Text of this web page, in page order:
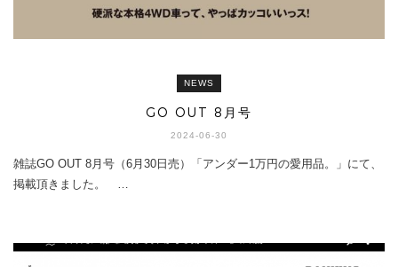
NEWS
GO OUT 8月号
2024-06-30
雑誌GO OUT 8月号（6月30日売）「アンダー1万円の愛用品。」にて、
掲載頂きました。 …